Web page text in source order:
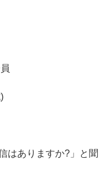
はありますか?」と聞